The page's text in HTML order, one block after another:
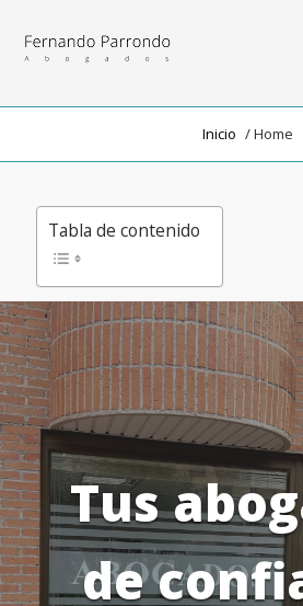
Inicio / Home
Tabla de contenido
Tus
de